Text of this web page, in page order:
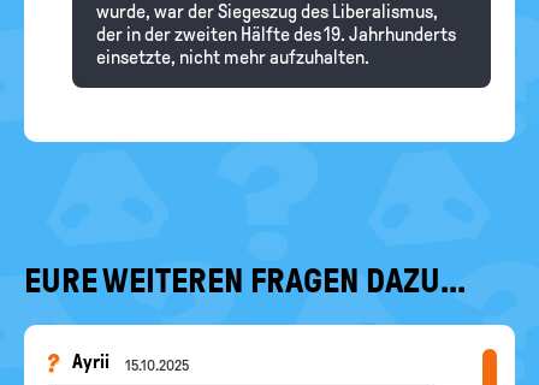
wurde, war der Siegeszug des Liberalismus,
der in der zweiten Hälfte des 19. Jahrhunderts
einsetzte, nicht mehr aufzuhalten.
EURE WEITEREN FRAGEN DAZU...
Ayrii 15.10.2025